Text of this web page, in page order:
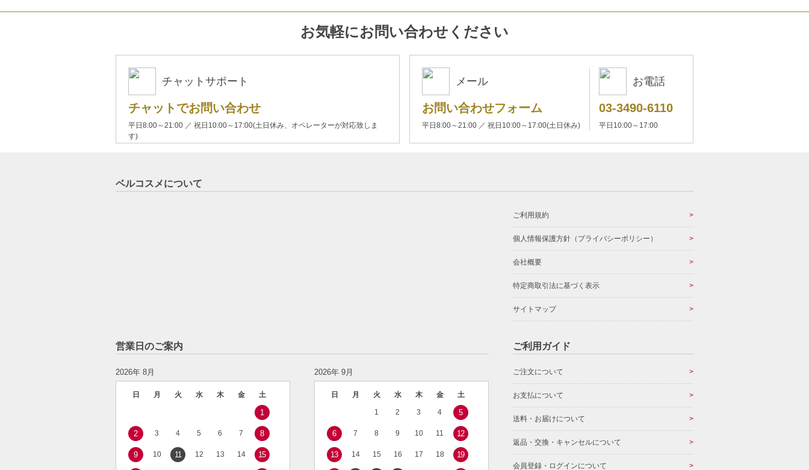
お気軽にお問い合わせください
チャットサポート
チャットでお問い合わせ
平日8:00～21:00 ／ 祝日10:00～17:00(土日休み、オペレーターが対応致しま
す)
メール
お問い合わせフォーム
平日8:00～21:00 ／ 祝日10:00～17:00(土日休み)
お電話
03-3490-6110
平日10:00～17:00
ベルコスメについて
ご利用規約
個人情報保護方針（プライバシーポリシー）
会社概要
特定商取引法に基づく表示
サイトマップ
営業日のご案内
2026年 8月
日 月 火 水 木 金 土
1
2 3 4 5 6 7 8
9 10 11 12 13 14 15
2026年 9月
日 月 火 水 木 金 土
1 2 3 4 5
6 7 8 9 10 11 12
13 14 15 16 17 18 19
ご利用ガイド
ご注文について
お支払について
送料・お届けについて
返品・交換・キャンセルについて
会員登録・ログインについて